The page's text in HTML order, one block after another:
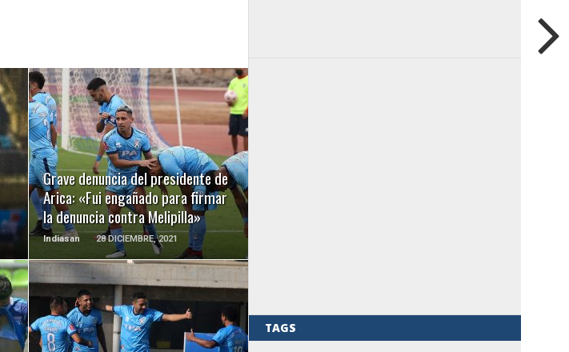
Grave denuncia del presidente de
Arica: «Fui engañado para firmar
la denuncia contra Melipilla»
Indiasan 28 DICIEMBRE, 2021
LEER MÁS
LEER MÁS TAGS